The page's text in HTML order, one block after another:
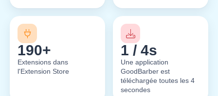
190+
Extensions dans
l'Extension Store
1 / 4s
Une application
GoodBarber est
téléchargée toutes les 4
secondes